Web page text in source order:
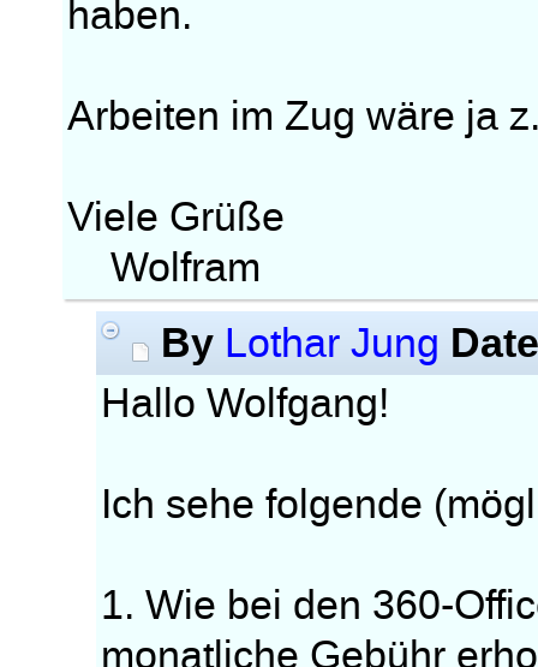
haben.
Arbeiten im Zug wäre ja
Viele Grüße
Wolfram
By Lothar Jung
Hallo Wolfgang!
Ich sehe folgende
1. Wie bei den 360-
monatliche Gebühr